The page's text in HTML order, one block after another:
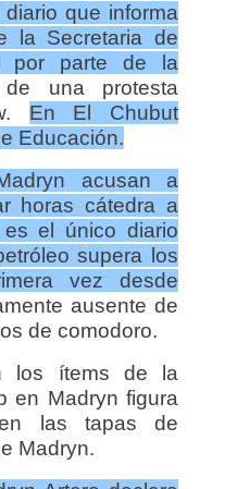
que informa
la Secretaria de
por parte de la
una protesta
En El Chubut
Educación.
acusan a
horas cátedra a
es el único diario
supera los
vez desde
ausente de
de comodoro.
los ítems de la
en Madryn figura
las tapas de
Madryn.